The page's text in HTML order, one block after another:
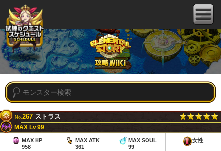
No.267 ストラス
MAX Lv 99
MAX HP
958
MAX ATK
361
MAX SOUL
99
女性